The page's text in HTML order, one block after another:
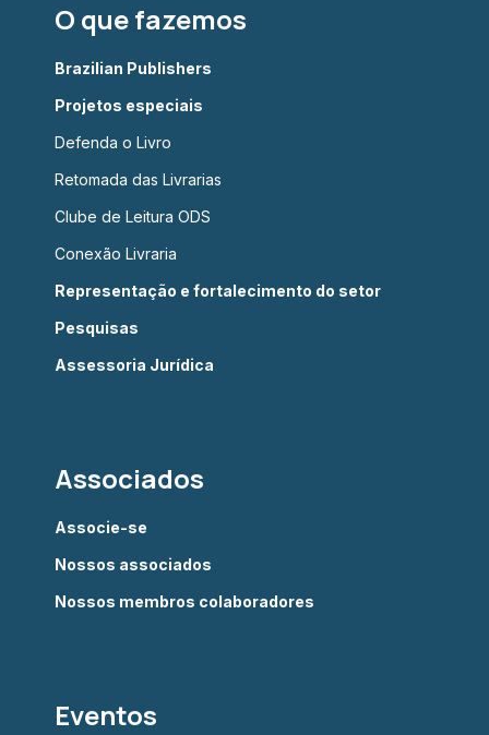
O que fazemos
Brazilian Publishers
Projetos especiais
Defenda o Livro
Retomada das Livrarias
Clube de Leitura ODS
Conexão Livraria
Representação e fortalecimento do setor
Pesquisas
Assessoria Jurídica
Associados
Associe-se
Nossos associados
Nossos membros colaboradores
Eventos